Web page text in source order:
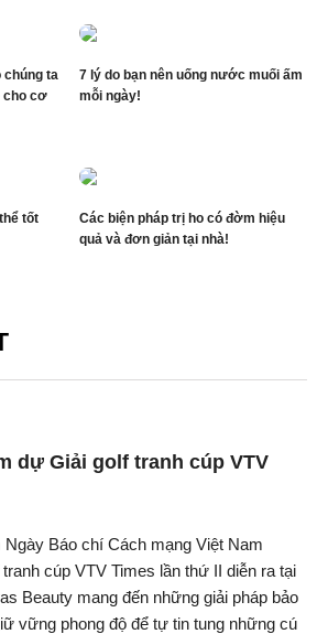
chúng ta
cho cơ
7 lý do bạn nên uống nước muối ấm
mỗi ngày!
tốt
Các biện pháp trị ho có đờm hiệu
quả và đơn giản tại nhà!
dự Giải golf tranh cúp VTV
Báo chí Cách mạng Việt Nam
cúp VTV Times lần thứ II diễn ra tại
Beauty mang đến những giải pháp bảo
vững phong độ để tự tin tung những cú